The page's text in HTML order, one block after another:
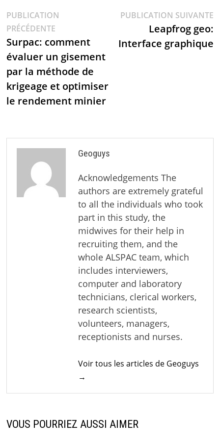
PUBLICATION
PRÉCÉDENTE
Surpac: comment
évaluer un gisement
par la méthode de
krigeage et optimiser
le rendement minier
PUBLICATION SUIVANTE
Leapfrog geo:
Interface graphique
Geoguys
Acknowledgements The
authors are extremely grateful
to all the individuals who took
part in this study, the
midwives for their help in
recruiting them, and the
whole ALSPAC team, which
includes interviewers,
computer and laboratory
technicians, clerical workers,
research scientists,
volunteers, managers,
receptionists and nurses.
Voir tous les articles de Geoguys
→
VOUS POURRIEZ AUSSI AIMER